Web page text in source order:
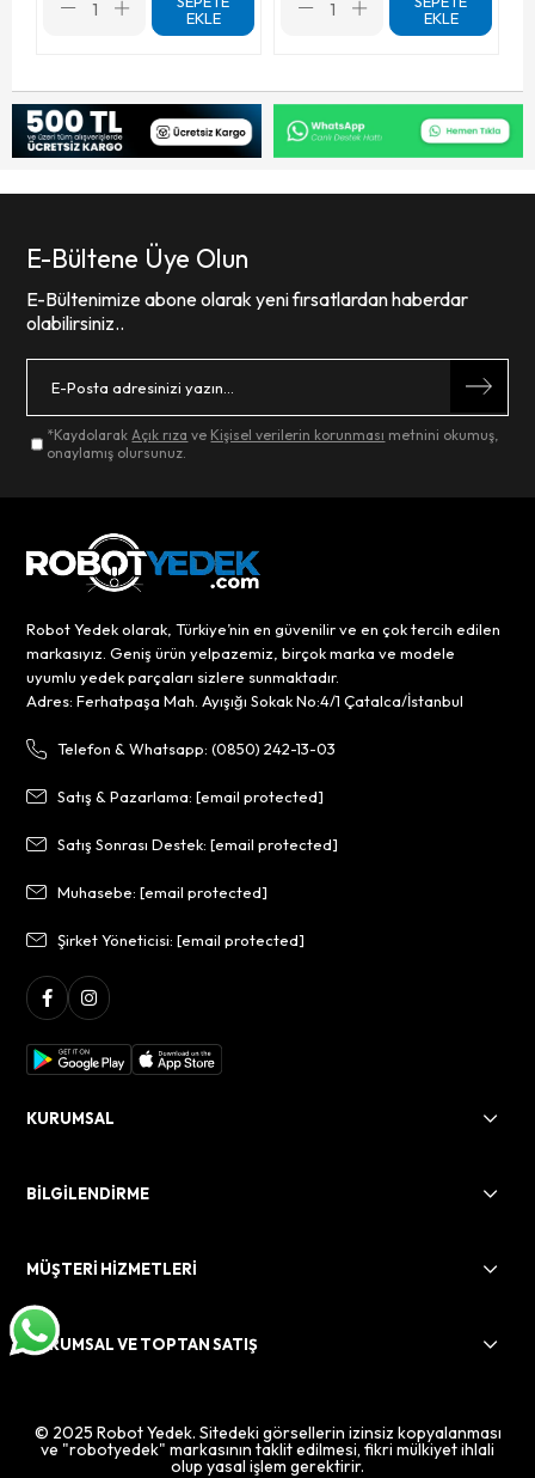
EKLE
EKLE
E-Bültene Üye Olun
E-Bültenimize abone olarak yeni fırsatlardan haberdar
olabilirsiniz..
*KaydolarakAçık rıza ve Kişisel verilerin korunması metnini okumuş,
onaylamış olursunuz.
Robot Yedek olarak, Türkiye’nin en güvenilir ve en çok tercih edilen
markasıyız. Geniş ürün yelpazemiz, birçok marka ve modele
uyumlu yedek parçaları sizlere sunmaktadır.
Adres: Ferhatpaşa Mah. Ayışığı Sokak No:4/1 Çatalca/İstanbul
Telefon & Whatsapp: (0850) 242-13-03
Satış & Pazarlama:[email protected]
Satış Sonrası Destek:[email protected]
Muhasebe:[email protected]
Şirket Yöneticisi:[email protected]
KURUMSAL
BİLGİLENDİRME
MÜŞTERİ HİZMETLERİ
KURUMSAL VE TOPTAN SATIŞ
© 2025 Robot Yedek. Sitedeki görsellerin izinsiz kopyalanması
ve "robotyedek" markasının taklit edilmesi, fikri mülkiyet ihlali
olup yasal işlem gerektirir.